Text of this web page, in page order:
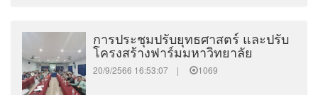
การประชุมปรับยุทธศาสตร์ และปรับ
โครงสร้างฟาร์มมหาวิทยาลัย
20/9/2566 16:53:07 | 1069